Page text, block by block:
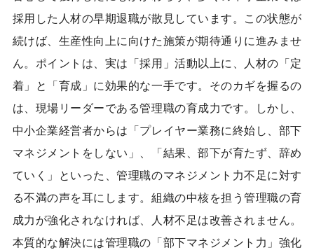
採用した人材の早期退職が散見しています。この状態が
続けば、生産性向上に向けた施策が期待通りに進みませ
ん。ポイントは、実は「採用」活動以上に、人材の「定
着」と「育成」に効果的な一手です。そのカギを握るの
は、現場リーダーである管理職の育成力です。しかし、
中小企業経営者からは「プレイヤー業務に終始し、部下
マネジメントをしない」、「結果、部下が育たず、辞め
ていく」といった、管理職のマネジメント力不足に対す
る不満の声を耳にします。組織の中核を担う管理職の育
成力が強化されなければ、人材不足は改善されません。
本質的な解決には管理職の「部下マネジメント力」強化